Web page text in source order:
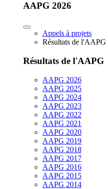
AAPG 2026
Appels à projets
Résultats de l'AAPG
Résultats de l'AAPG
AAPG 2026
AAPG 2025
AAPG 2024
AAPG 2023
AAPG 2022
AAPG 2021
AAPG 2020
AAPG 2019
AAPG 2018
AAPG 2017
AAPG 2016
AAPG 2015
AAPG 2014